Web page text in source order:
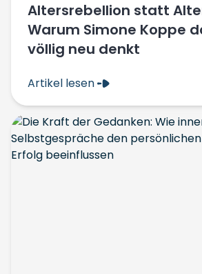
Altersrebellion statt
Warum Simone Koppe
völlig neu denkt
Artikel lesen